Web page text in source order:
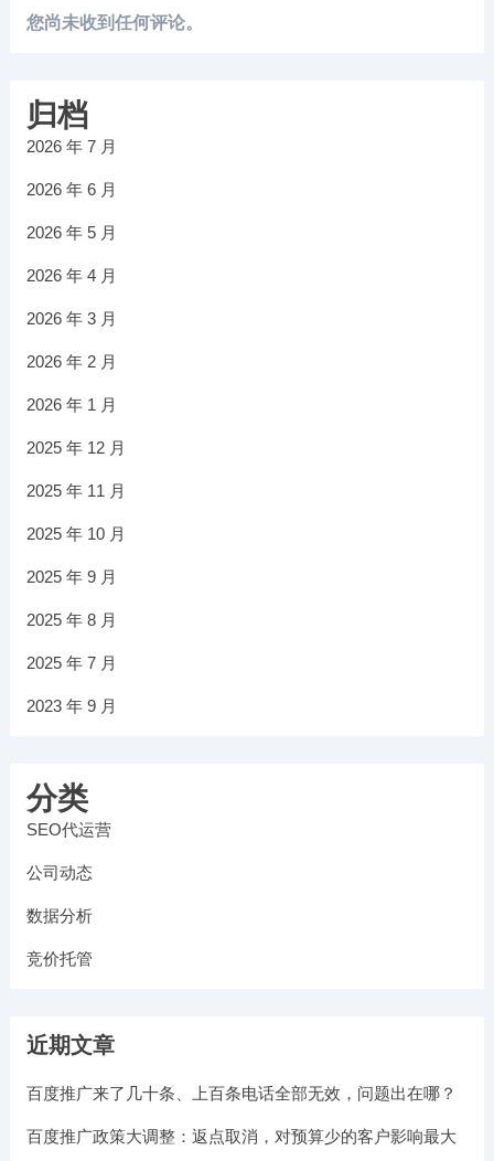
您尚未收到任何评论。
归档
2026 年 7 月
2026 年 6 月
2026 年 5 月
2026 年 4 月
2026 年 3 月
2026 年 2 月
2026 年 1 月
2025 年 12 月
2025 年 11 月
2025 年 10 月
2025 年 9 月
2025 年 8 月
2025 年 7 月
2023 年 9 月
分类
SEO代运营
公司动态
数据分析
竞价托管
近期文章
百度推广来了几十条、上百条电话全部无效，问题出在哪？
百度推广政策大调整：返点取消，对预算少的客户影响最大